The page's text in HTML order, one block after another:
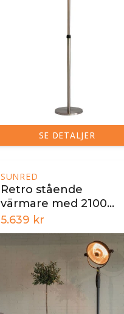
SE DETALJER
SUNRED
Retro stående
värmare med 2100
watt
5.639 kr